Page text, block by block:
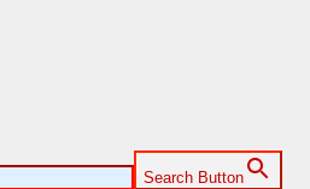
Search Button